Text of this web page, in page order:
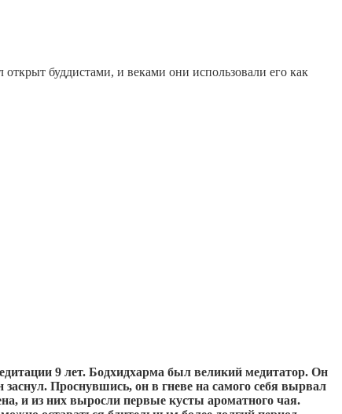
буддистами, и веками они использовали его как
9 лет. Бодхидхарма был великий медитатор. Он
заснул. Проснувшись, он в гневе на самого себя вырвал
и из них выросли первые кусты ароматного чая.